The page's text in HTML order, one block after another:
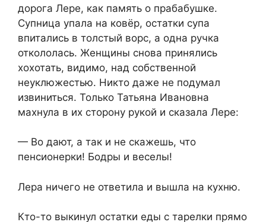
дорога Лере, как память о прабабушке.
Супница упала на ковёр, остатки супа
впитались в толстый ворс, а одна ручка
откололась. Женщины снова принялись
хохотать, видимо, над собственной
неуклюжестью. Никто даже не подумал
извиниться. Только Татьяна Ивановна
махнула в их сторону рукой и сказала Лере:
— Во дают, а так и не скажешь, что
пенсионерки! Бодры и веселы!
Лера ничего не ответила и вышла на кухню.
Кто-то выкинул остатки еды с тарелки прямо